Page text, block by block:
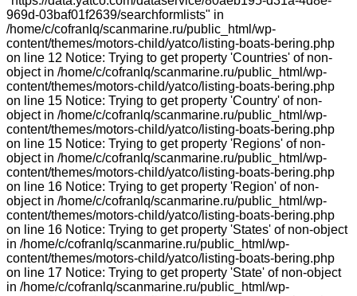
969d-03baf01f2639/searchformlists" in
/home/c/cofranlq/scanmarine.ru/public_html/wp-
content/themes/motors-child/yatco/listing-boats-bering.php
on line 12 Notice: Trying to get property 'Countries' of non-
object in /home/c/cofranlq/scanmarine.ru/public_html/wp-
content/themes/motors-child/yatco/listing-boats-bering.php
on line 15 Notice: Trying to get property 'Country' of non-
object in /home/c/cofranlq/scanmarine.ru/public_html/wp-
content/themes/motors-child/yatco/listing-boats-bering.php
on line 15 Notice: Trying to get property 'Regions' of non-
object in /home/c/cofranlq/scanmarine.ru/public_html/wp-
content/themes/motors-child/yatco/listing-boats-bering.php
on line 16 Notice: Trying to get property 'Region' of non-
object in /home/c/cofranlq/scanmarine.ru/public_html/wp-
content/themes/motors-child/yatco/listing-boats-bering.php
on line 16 Notice: Trying to get property 'States' of non-object
in /home/c/cofranlq/scanmarine.ru/public_html/wp-
content/themes/motors-child/yatco/listing-boats-bering.php
on line 17 Notice: Trying to get property 'State' of non-object
in /home/c/cofranlq/scanmarine.ru/public_html/wp-